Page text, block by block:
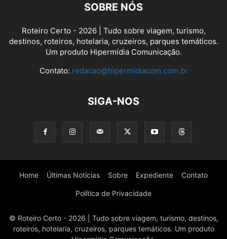
SOBRE NÓS
Roteiro Certo - 2026 | Tudo sobre viagem, turismo,
destinos, roteiros, hotelaria, cruzeiros, parques temáticos.
Um produto Hipermídia Comunicação.
Contato: redacao@hipermidiacom.com.br
SIGA-NOS
Home Últimas Notícias Sobre Expediente Contato
Política de Privacidade
© Roteiro Certo - 2026 | Tudo sobre viagem, turismo, destinos,
roteiros, hotelaria, cruzeiros, parques temáticos. Um produto